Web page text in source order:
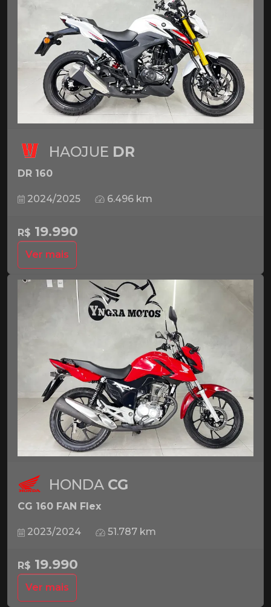
HAOJUE DR
DR 160
2024/2025 6.496 km
R$ 19.990
Ver mais
HONDA CG
CG 160 FAN Flex
2023/2024 51.787 km
R$ 19.990
Ver mais